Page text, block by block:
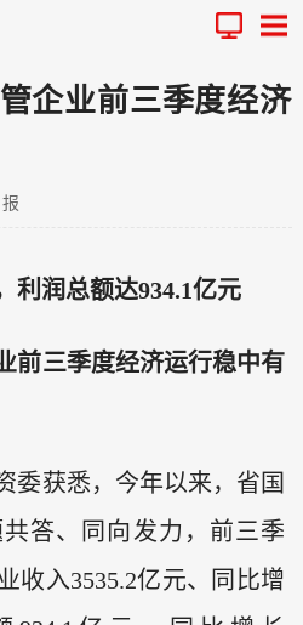
企业前三季度经济
利润总额达934.1亿元
前三季度经济运行稳中有
委获悉，今年以来，省国
答、同向发力，前三季
收入3535.2亿元、同比增